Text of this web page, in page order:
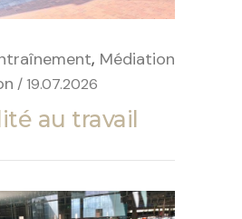
, Médiation
/ 19.07.2026
au travail